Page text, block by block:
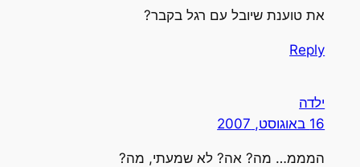
את טוענת שיובל עם רגל בקבר?
Reply
ילדה
16 באוגוסט, 2007
המממ… מה? אה? לא שמעתי, מה?